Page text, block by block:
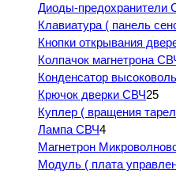
Диоды-предохранители
Клавиатура ( панель
Кнопки открывания
Колпачок магнетрона
Конденсатор
Крючок дверки СВЧ25
Куплер ( вращения
Лампа СВЧ4
Магнетрон
Модуль ( плата